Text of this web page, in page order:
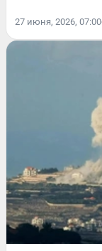
27 июня, 2026, 07:00